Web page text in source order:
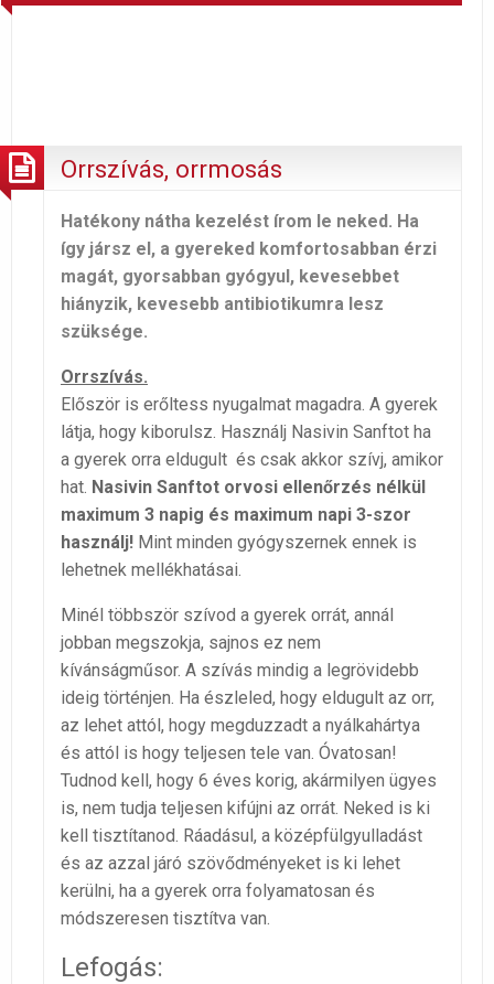
Orrszívás, orrmosás
Hatékony nátha kezelést írom le neked. Ha
így jársz el, a gyereked komfortosabban érzi
magát, gyorsabban gyógyul, kevesebbet
hiányzik, kevesebb antibiotikumra lesz
szüksége.
Orrszívás.
Először is erőltess nyugalmat magadra. A gyerek
látja, hogy kiborulsz. Használj Nasivin Sanftot ha
a gyerek orra eldugult és csak akkor szívj, amikor
hat. Nasivin Sanftot orvosi ellenőrzés nélkül
maximum 3 napig és maximum napi 3-szor
használj! Mint minden gyógyszernek ennek is
lehetnek mellékhatásai.
Minél többször szívod a gyerek orrát, annál
jobban megszokja, sajnos ez nem
kívánságműsor. A szívás mindig a legrövidebb
ideig történjen. Ha észleled, hogy eldugult az orr,
az lehet attól, hogy megduzzadt a nyálkahártya
és attól is hogy teljesen tele van. Óvatosan!
Tudnod kell, hogy 6 éves korig, akármilyen ügyes
is, nem tudja teljesen kifújni az orrát. Neked is ki
kell tisztítanod. Ráadásul, a középfülgyulladást
és az azzal járó szövődményeket is ki lehet
kerülni, ha a gyerek orra folyamatosan és
módszeresen tisztítva van.
Lefogás: